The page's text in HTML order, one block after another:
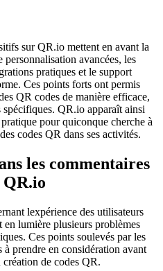
sur QR.io mettent en avant la
avancées, les
pratiques et le support
Ces points forts ont permis
QR codes de manière efficace,
spécifiques. QR.io apparaît ainsi
pour quiconque cherche à
codes QR dans ses activités.
les commentaires
QR.io
lexpérience des utilisateurs
lumière plusieurs problèmes
Ces points soulevés par les
à prendre en considération avant
de codes QR.